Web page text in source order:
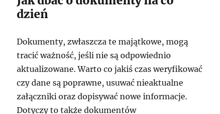
dzień
Dokumenty, zwłaszcza te majątkowe, mogą
tracić ważność, jeśli nie są odpowiednio
aktualizowane. Warto co jakiś czas weryfikować
czy dane są poprawne, usuwać nieaktualne
załączniki oraz dopisywać nowe informacje.
Dotyczy to także dokumentów